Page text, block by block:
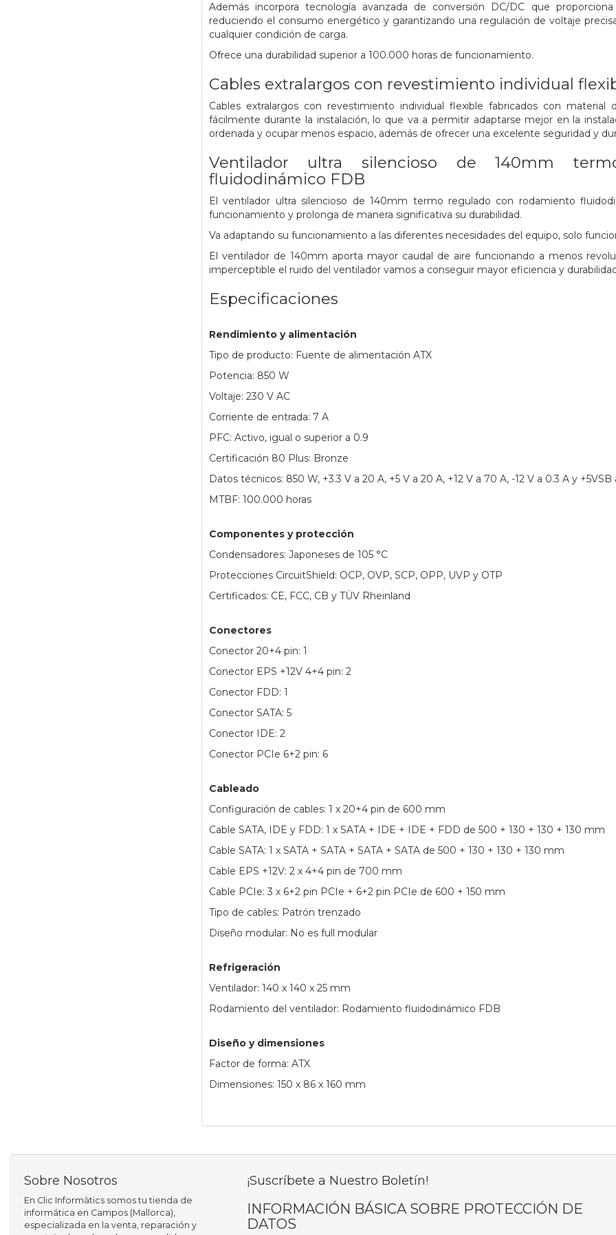
Además incorpora tecnología avanzada de conversión DC/DC que
reduciendo el consumo energético y garantizando una regulación de voltaje
cualquier condición de carga.
Ofrece una durabilidad superior a 100.000 horas de funcionamiento.
Cables extralargos con revestimiento individual
Cables extralargos con revestimiento individual flexible fabricados con
fácilmente durante la instalación, lo que va a permitir adaptarse mejor en la
ordenada y ocupar menos espacio, además de ofrecer una excelente seguridad y
Ventilador ultra silencioso de 140mm
fluidodinámico FDB
El ventilador ultra silencioso de 140mm termo regulado con rodamiento
funcionamiento y prolonga de manera significativa su durabilidad.
Va adaptando su funcionamiento a las diferentes necesidades del equipo, solo
El ventilador de 140mm aporta mayor caudal de aire funcionando a menos
imperceptible el ruido del ventilador vamos a conseguir mayor eficiencia y
Especificaciones
Rendimiento y alimentación
Tipo de producto: Fuente de alimentación ATX
Potencia: 850 W
Voltaje: 230 V AC
Corriente de entrada: 7 A
PFC: Activo, igual o superior a 0.9
Certificación 80 Plus: Bronze
Datos técnicos: 850 W, +3.3 V a 20 A, +5 V a 20 A, +12 V a 70 A, -12 V a 0.3 A y +5VSB
MTBF: 100.000 horas
Componentes y protección
Condensadores: Japoneses de 105 °C
Protecciones CircuitShield: OCP, OVP, SCP, OPP, UVP y OTP
Certificados: CE, FCC, CB y TÜV Rheinland
Conectores
Conector 20+4 pin: 1
Conector EPS +12V 4+4 pin: 2
Conector FDD: 1
Conector SATA: 5
Conector IDE: 2
Conector PCIe 6+2 pin: 6
Cableado
Configuración de cables: 1 x 20+4 pin de 600 mm
Cable SATA, IDE y FDD: 1 x SATA + IDE + IDE + FDD de 500 + 130 + 130 + 130 mm
Cable SATA: 1 x SATA + SATA + SATA + SATA de 500 + 130 + 130 + 130 mm
Cable EPS +12V: 2 x 4+4 pin de 700 mm
Cable PCIe: 3 x 6+2 pin PCIe + 6+2 pin PCIe de 600 + 150 mm
Tipo de cables: Patrón trenzado
Diseño modular: No es full modular
Refrigeración
Ventilador: 140 x 140 x 25 mm
Rodamiento del ventilador: Rodamiento fluidodinámico FDB
Diseño y dimensiones
Factor de forma: ATX
Dimensiones: 150 x 86 x 160 mm
Sobre Nosotros
En Clic Informàtics somos tu tienda de
informática en Campos (Mallorca),
especializada en la venta, reparación y
¡Suscríbete a Nuestro Boletín!
INFORMACIÓN BÁSICA SOBRE PROTECCIÓN DE
DATOS